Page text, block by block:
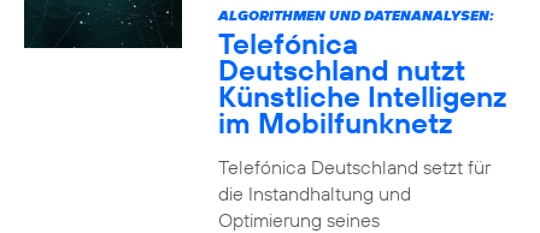
ALGORITHMEN UND DATENANALYSEN:
Telefónica
Deutschland nutzt
Künstliche Intelligenz
im Mobilfunknetz
Telefónica Deutschland setzt für
die Instandhaltung und
Optimierung seines